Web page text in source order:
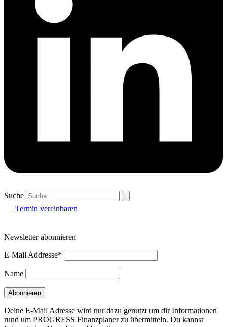
Suche
Termin vereinbaren
Newsletter abonnieren
E-Mail Addresse*
Name
Deine E-Mail Adresse wird nur dazu genutzt um dir Informationen
rund um PROGRESS Finanzplaner zu übermitteln. Du kannst